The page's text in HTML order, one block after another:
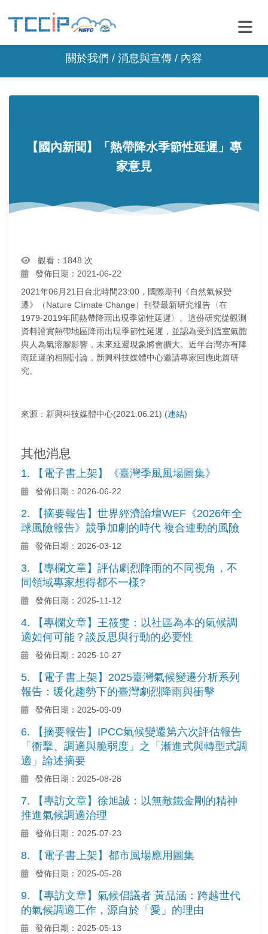
關於我們 / 消息與宣傳 / 內容
【國內新聞】「熱帶降水季節性延遲」專
家意見
觀看：1848 次
發佈日期：2021-06-22
2021年06月21日台北時間23:00，國際期刊《自然氣候變
遷》（Nature Climate Change）刊登最新研究報告〈在
1979-2019年間熱帶降雨出現季節性延遲〉。這份研究從觀測
資料證實熱帶地區降雨出現季節性延遲，並認為受到溫室氣體
與人為氣溶膠影響，未來延遲現象將會擴大。近年台灣亦有降
雨延遲的相關討論，新興科技媒體中心邀請專家回應此篇研
究。
來源：新興科技媒體中心(2021.06.21) (連結)
其他消息
1. 【電子書上架】《臺灣季風風場圖集》
發佈日期：2026-06-22
2. 【摘要報告】世界經濟論壇WEF《2026年全
球風險報告》競爭加劇的時代 複合連動的風險
發佈日期：2026-03-12
3. 【專欄文章】評估劇烈降雨的不同視角，不
同領域專家想得都不一樣?
發佈日期：2025-11-12
4. 【專欄文章】王筱雯：以社區為本的氣候調
適如何可能？談反思與行動的必要性
發佈日期：2025-10-27
5. 【電子書上架】2025臺灣氣候變遷分析系列
報告：暖化趨勢下的臺灣劇烈降雨與衝擊
發佈日期：2025-09-09
6. 【摘要報告】IPCC氣候變遷第六次評估報告
「衝擊、調適與脆弱度」之「漸進式與轉型式調
適」論述摘要
發佈日期：2025-08-28
7. 【專訪文章】徐旭誠：以無敵鐵金剛的精神
推進氣候調適治理
發佈日期：2025-07-23
8. 【電子書上架】都市風場應用圖集
發佈日期：2025-05-28
9. 【專訪文章】氣候倡議者 黃品涵：跨越世代
的氣候調適工作，源自於「愛」的理由
發佈日期：2025-05-13